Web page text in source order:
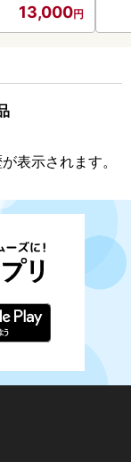
13,000
表示されます。